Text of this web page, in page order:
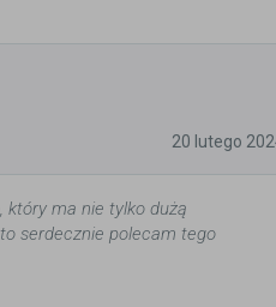
20 lutego
który ma nie tylko dużą
serdecznie polecam tego